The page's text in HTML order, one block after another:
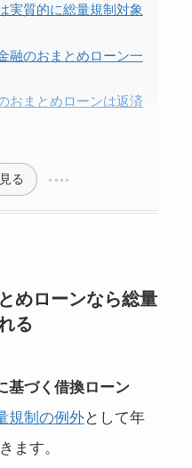
実質的に総量規制対象
融のおまとめローン一
おまとめローンは返済
る
めローンなら総量
る
基づく借換ローン
規制の例外として年
ます。